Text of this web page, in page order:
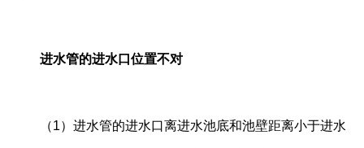
进水管的进水口位置不对
（1）进水管的进水口离进水池底和池壁距离小于进水